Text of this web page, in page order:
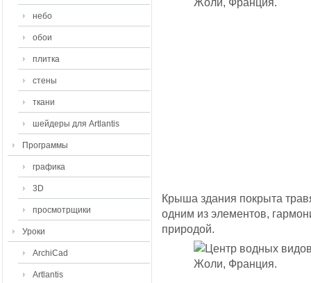
небо
обои
плитка
стены
ткани
шейдеры для Artlantis
Программы
графика
3D
просмотрщики
Уроки
ArchiCad
Artlantis
Крыша здания покрыта
одним из элементов,
природой.